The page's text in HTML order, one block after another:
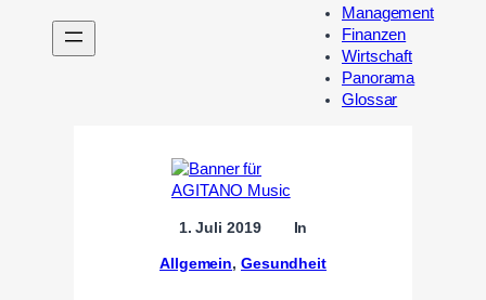
n
Management
Finanzen
Wirtschaft
Panorama
Glossar
1. Juli 2019 In
Allgemein, Gesundheit